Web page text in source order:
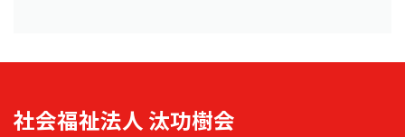
社会福祉法人 汰功樹会